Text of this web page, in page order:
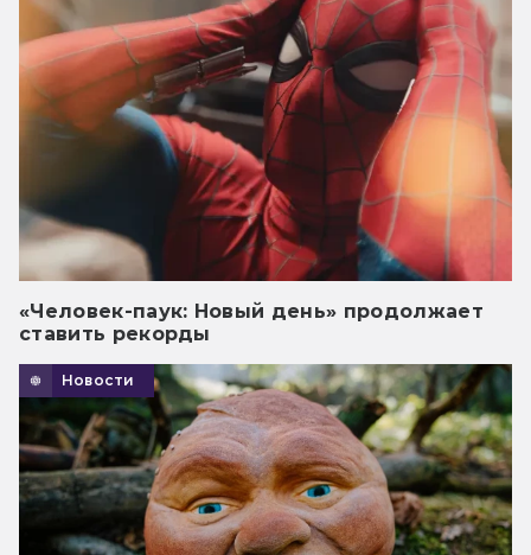
«Человек-паук: Новый день» продолжает
ставить рекорды
Новости